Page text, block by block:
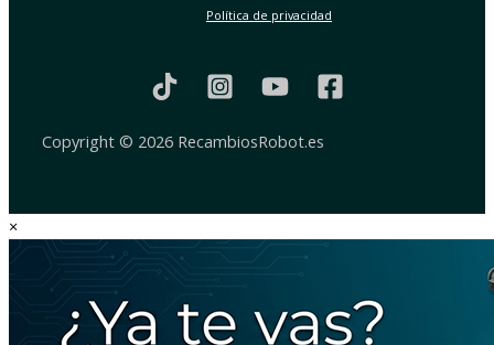
Política de privacidad
Copyright © 2026 RecambiosRobot.es
×